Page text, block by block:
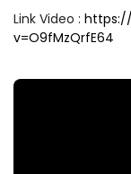
Link Video :
v=O9fMzQrfE64